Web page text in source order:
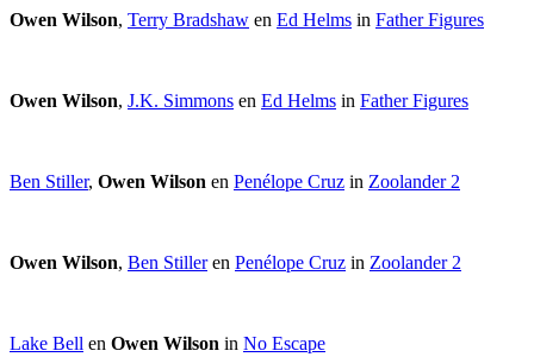
Owen Wilson, Terry Bradshaw en Ed Helms in Father Figures
Owen Wilson, J.K. Simmons en Ed Helms in Father Figures
Ben Stiller, Owen Wilson en Penélope Cruz in Zoolander 2
Owen Wilson, Ben Stilleren Penélope Cruz in Zoolander 2
Lake Bell en Owen Wilson in No Escape